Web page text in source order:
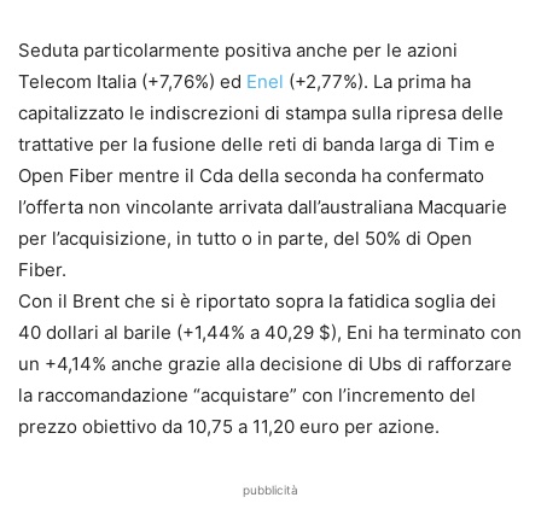
Seduta particolarmente positiva anche per le azioni
Telecom Italia (+7,76%) ed Enel (+2,77%). La prima ha
capitalizzato le indiscrezioni di stampa sulla ripresa delle
trattative per la fusione delle reti di banda larga di Tim e
Open Fiber mentre il Cda della seconda ha confermato
l’offerta non vincolante arrivata dall’australiana Macquarie
per l’acquisizione, in tutto o in parte, del 50% di Open
Fiber.
Con il Brent che si è riportato sopra la fatidica soglia dei
40 dollari al barile (+1,44% a 40,29 $), Eni ha terminato con
un +4,14% anche grazie alla decisione di Ubs di rafforzare
la raccomandazione “acquistare” con l’incremento del
prezzo obiettivo da 10,75 a 11,20 euro per azione.
pubblicità